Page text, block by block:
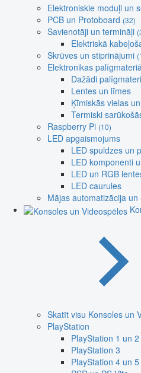
Elektroniskie moduļi un
PCB un Protoboard (32)
Savienotāji un termināļi
Elektriskā
Skrūves un stiprinājumi
Elektronikas
Dažādi
Lentes un līmes
Ķīmiskās vielas
Termiski
Raspberry Pi (10)
LED apgaismojums
LED spuldzes un
LED komponenti
LED un RGB
LED caurules
Mājas automatizācija
Skatīt visu Konsoles un
PlayStation
PlayStation 1 un 2
PlayStation 3
PlayStation 4 un 5